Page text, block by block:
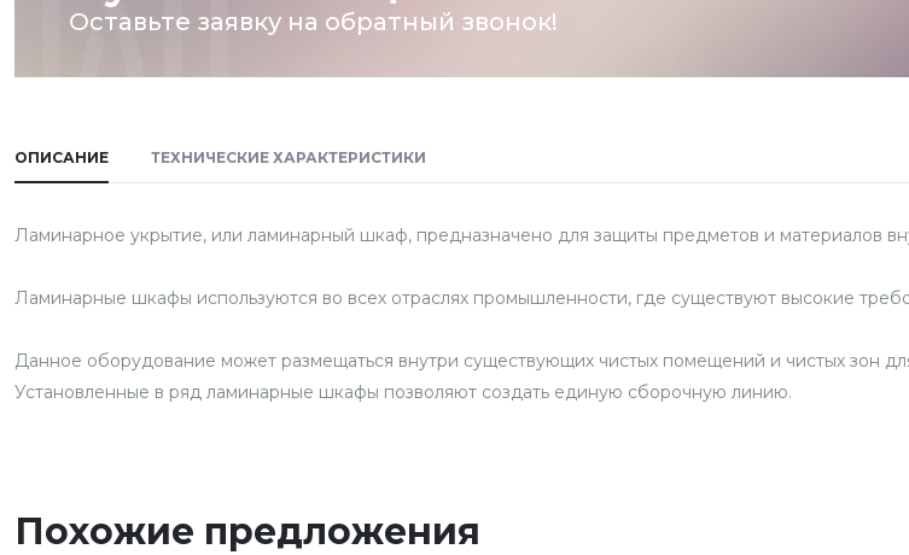
Оставьте заявку на обратный звонок!
ОПИСАНИЕ ТЕХНИЧЕСКИЕ ХАРАКТЕРИСТИКИ
Ламинарное укрытие, или ламинарный шкаф, предназначено для защиты предметов и материалов
Ламинарные шкафы используются во всех отраслях промышленности, где существуют высокие
Данное оборудование может размещаться внутри существующих чистых помещений и чистых зон
Установленные в ряд ламинарные шкафы позволяют создать единую сборочную линию.
Похожие предложения